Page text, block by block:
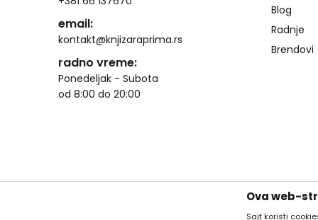
email:
kontakt@knjizaraprima.rs
radno vreme:
Ponedeljak - Subota
od 8:00 do 20:00
Blog
Radnje
Brendovi
Ova web-
Sajt koristi